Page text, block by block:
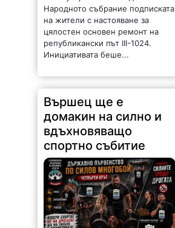
Народното събрание подписката
на жители с настояване за
цялостен основен ремонт на
републикански път III-1024.
Инициативата беше...
Вършец ще е
домакин на силно и
вдъхновяващо
спортно събитие